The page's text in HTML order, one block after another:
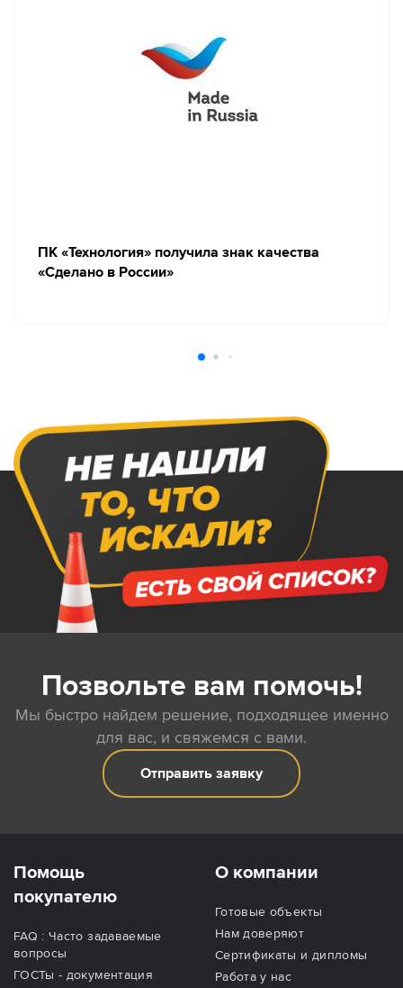
ПК «Технология» получила знак качества
«Сделано в России»
Позвольте вам помочь!
Мы быстро найдем решение, подходящее именно
для вас, и свяжемся с вами.
Отправить заявку
Помощь
покупателю
FAQ : Часто задаваемые
вопросы
ГОСТы - документация
О компании
Готовые объекты
Нам доверяют
Сертификаты и дипломы
Работа у нас